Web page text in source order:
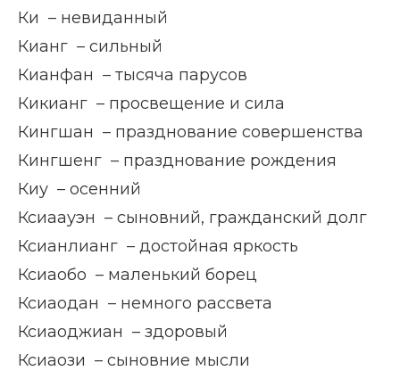
Ки – невиданный
Кианг – сильный
Кианфан – тысяча парусов
Кикианг – просвещение и сила
Кингшан – празднование совершенства
Кингшенг – празднование рождения
Киу – осенний
Ксиаауэн – сыновний, гражданский долг
Ксианлианг – достойная яркость
Ксиаобо – маленький борец
Ксиаодан – немного рассвета
Ксиаоджиан – здоровый
Ксиаози – сыновние мысли